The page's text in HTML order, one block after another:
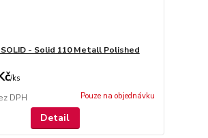
- Solid 110 Metall Polished
/ks
DPH Pouze na objednávku
Detail